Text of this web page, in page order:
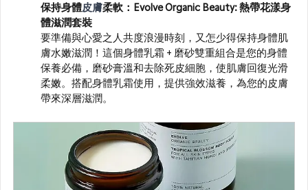
保持身體皮膚柔軟： Evolve Organic Beauty: 熱帶花漾身
體滋潤套裝
要準備與心愛之人共度浪漫時刻，又怎少得保持身體肌
膚水嫩滋潤！這個身體乳霜 + 磨砂雙重組合是您的身體
保養必備，磨砂膏溫和去除死皮細胞，使肌膚回復光滑
柔嫩。搭配身體乳霜使用，提供強效滋養，為您的皮膚
帶來深層滋潤。